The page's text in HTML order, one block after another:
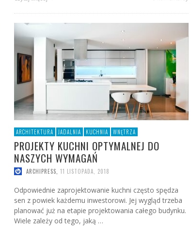
ARCHITEKTURA JADALNIA KUCHNIA WNĘTRZA
PROJEKTY KUCHNI OPTYMALNEJ DO
NASZYCH WYMAGAŃ
ARCHIPRESS 11 LISTOPADA, 2018
Odpowiednie zaprojektowanie kuchni często spędza
sen z powiek każdemu inwestorowi. Jej wygląd trzeba
planować już na etapie projektowania całego budynku.
Wiele zależy od tego, jaką …